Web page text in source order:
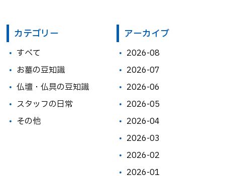
カテゴリー
すべて
お墓の豆知識
仏壇・仏具の豆知識
スタッフの日常
その他
アーカイブ
2026-08
2026-07
2026-06
2026-05
2026-04
2026-03
2026-02
2026-01